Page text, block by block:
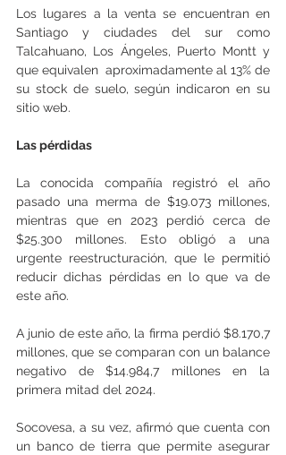
Los lugares a la venta se encuentran en
Santiago y ciudades del sur como
Talcahuano, Los Ángeles, Puerto Montt y
que equivalen  aproximadamente al 13% de
su stock de suelo, según indicaron en su
sitio web.
Las pérdidas
La conocida compañía registró el año
pasado una merma de $19.073 millones,
mientras que en 2023 perdió cerca de
$25.300 millones. Esto obligó a una
urgente reestructuración, que le permitió
reducir dichas pérdidas en lo que va de
este año.
A junio de este año, la firma perdió $8.170,7
millones, que se comparan con un balance
negativo de $14.984,7 millones en la
primera mitad del 2024.
Socovesa, a su vez, afirmó que cuenta con
un banco de tierra que permite asegurar